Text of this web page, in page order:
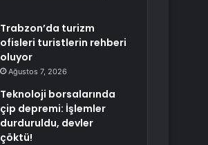
Trabzon’da turizm
ofisleri turistlerin rehberi
oluyor
Ağustos 7, 2026
Teknoloji borsalarında
çip depremi: İşlemler
durduruldu, devler
çöktü!